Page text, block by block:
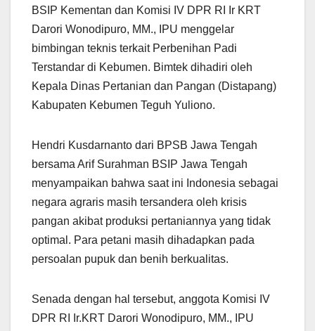
BSIP Kementan dan Komisi IV DPR RI Ir KRT
Darori Wonodipuro, MM., IPU menggelar
bimbingan teknis terkait Perbenihan Padi
Terstandar di Kebumen. Bimtek dihadiri oleh
Kepala Dinas Pertanian dan Pangan (Distapang)
Kabupaten Kebumen Teguh Yuliono.
Hendri Kusdarnanto dari BPSB Jawa Tengah
bersama Arif Surahman BSIP Jawa Tengah
menyampaikan bahwa saat ini Indonesia sebagai
negara agraris masih tersandera oleh krisis
pangan akibat produksi pertaniannya yang tidak
optimal. Para petani masih dihadapkan pada
persoalan pupuk dan benih berkualitas.
Senada dengan hal tersebut, anggota Komisi IV
DPR RI Ir.KRT Darori Wonodipuro, MM., IPU